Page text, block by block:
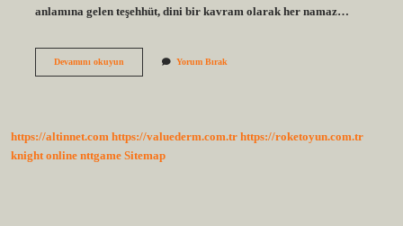
anlamına gelen teşehhüt, dini bir kavram olarak her namaz…
Devamını okuyunTeşehhüd
Yorum Bırak
https://altinnet.com https://valuederm.com.tr https://roketoyun.com.tr
knight online nttgame Sitemap